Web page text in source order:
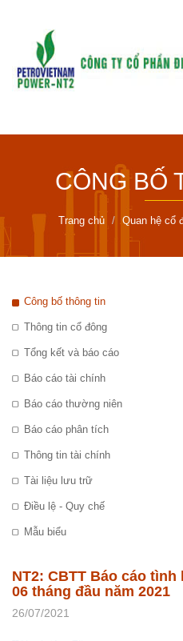
CÔNG BỐ
Trang chủ Quan hệ cổ
Công bố thông tin
Thông tin cổ đông
Tổng kết và báo cáo
Báo cáo tài chính
Báo cáo thường niên
Báo cáo phân tích
Thông tin tài chính
Tài liệu lưu trữ
Điều lệ - Quy chế
Mẫu biểu
NT2: CBTT Báo cáo
06 tháng đầu năm 2021
26/07/2021